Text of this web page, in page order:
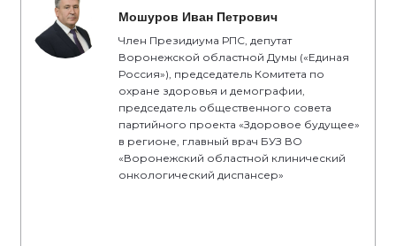
Мошуров Иван Петрович
Член Президиума РПС, депутат
Воронежской областной Думы («Единая
Россия»), председатель Комитета по
охране здоровья и демографии,
председатель общественного совета
партийного проекта «Здоровое будущее»
в регионе, главный врач БУЗ ВО
«Воронежский областной клинический
онкологический диспансер»